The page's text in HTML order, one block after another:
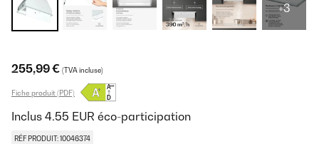
+3
255,99 € (TVA incluse)
Fiche produit (PDF)
Inclus 4.55 EUR éco-participation
RÉF PRODUIT: 10046374